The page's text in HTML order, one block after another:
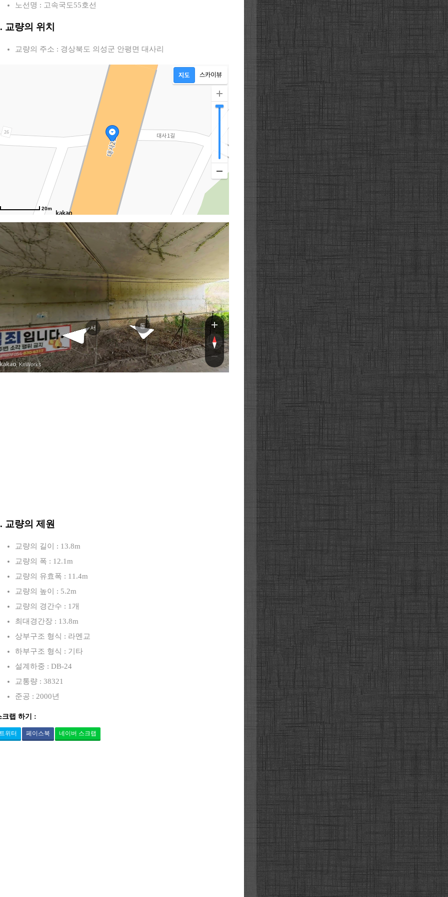
노선명 : 고속국도55호선
교량의 위치
교량의 주소 : 경상북도 의성군 안평면 대사리
20m
1길
1길
서 동
, KnWorks
교량의 제원
교량의 길이 : 13.8m
교량의 폭 : 12.1m
교량의 유효폭 : 11.4m
교량의 높이 : 5.2m
교량의 경간수 : 1개
최대경간장 : 13.8m
상부구조 형식 : 라멘교
하부구조 형식 : 기타
설계하중 : DB-24
교통량 : 38321
준공 : 2000년
크랩 하기 :
위터 페이스북 네이버 스크랩